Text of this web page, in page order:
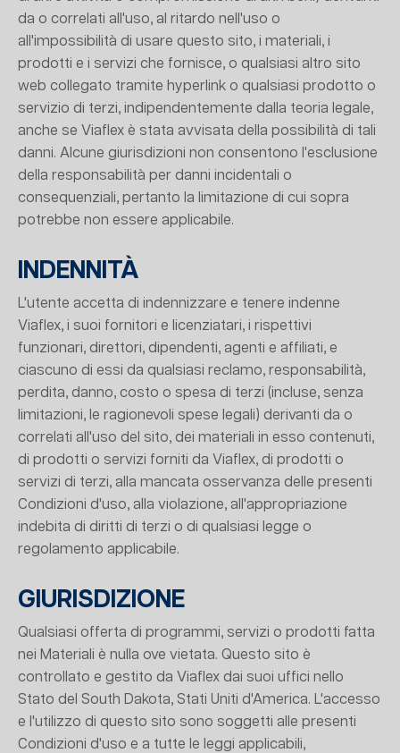
da o correlati all'uso, al ritardo nell'uso o
all'impossibilità di usare questo sito, i materiali, i
prodotti e i servizi che fornisce, o qualsiasi altro sito
web collegato tramite hyperlink o qualsiasi prodotto o
servizio di terzi, indipendentemente dalla teoria legale,
anche se Viaflex è stata avvisata della possibilità di tali
danni. Alcune giurisdizioni non consentono l'esclusione
della responsabilità per danni incidentali o
consequenziali, pertanto la limitazione di cui sopra
potrebbe non essere applicabile.
INDENNITÀ
L'utente accetta di indennizzare e tenere indenne
Viaflex, i suoi fornitori e licenziatari, i rispettivi
funzionari, direttori, dipendenti, agenti e affiliati, e
ciascuno di essi da qualsiasi reclamo, responsabilità,
perdita, danno, costo o spesa di terzi (incluse, senza
limitazioni, le ragionevoli spese legali) derivanti da o
correlati all'uso del sito, dei materiali in esso contenuti,
di prodotti o servizi forniti da Viaflex, di prodotti o
servizi di terzi, alla mancata osservanza delle presenti
Condizioni d'uso, alla violazione, all'appropriazione
indebita di diritti di terzi o di qualsiasi legge o
regolamento applicabile.
GIURISDIZIONE
Qualsiasi offerta di programmi, servizi o prodotti fatta
nei Materiali è nulla ove vietata. Questo sito è
controllato e gestito da Viaflex dai suoi uffici nello
Stato del South Dakota, Stati Uniti d'America. L'accesso
e l'utilizzo di questo sito sono soggetti alle presenti
Condizioni d'uso e a tutte le leggi applicabili,